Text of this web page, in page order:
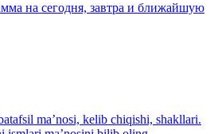
на сегодня, завтра и ближайшую
ma’nosi, kelib chiqishi, shakllari.